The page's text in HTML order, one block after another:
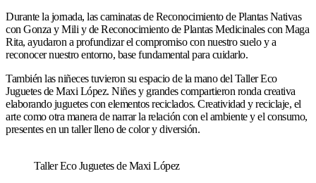
Durante la jornada, las caminatas de Reconocimiento de Plantas Nativas
con Gonza y Mili y de Reconocimiento de Plantas Medicinales con Maga
Rita, ayudaron a profundizar el compromiso con nuestro suelo y a
reconocer nuestro entorno, base fundamental para cuidarlo.
También las niñeces tuvieron su espacio de la mano del Taller Eco
Juguetes de Maxi López. Niñes y grandes compartieron ronda creativa
elaborando juguetes con elementos reciclados. Creatividad y reciclaje, el
arte como otra manera de narrar la relación con el ambiente y el consumo,
presentes en un taller lleno de color y diversión.
Taller Eco Juguetes de Maxi López